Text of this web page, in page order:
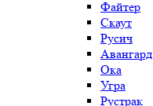
Файтер
Скаут
Русич
Авангард
Ока
Угра
Рустрак